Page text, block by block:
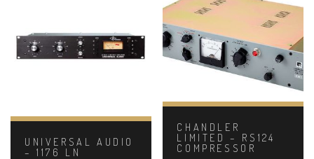
UNIVERSAL AUDIO
– 1176 LN
CHANDLER
LIMITED – RS124
COMPRESSOR